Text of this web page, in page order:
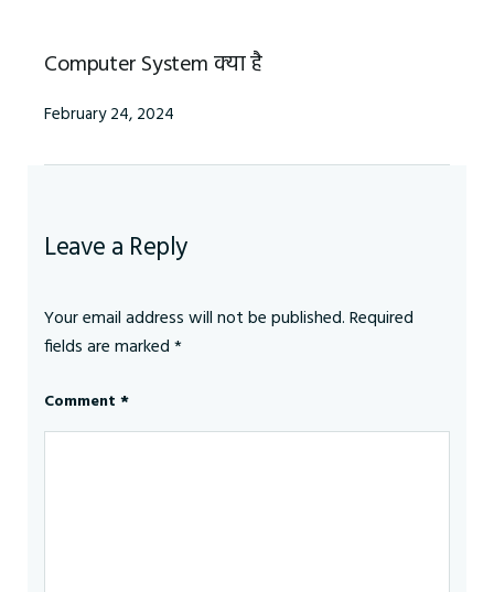
Computer System क्‍या है
February 24, 2024
Leave a Reply
Your email address will not be published.Required
fields are marked*
Comment *